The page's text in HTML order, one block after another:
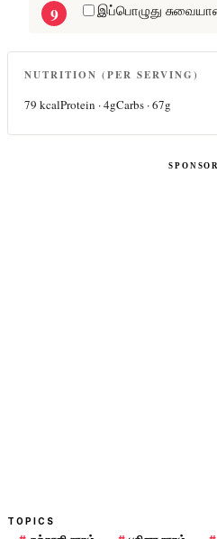
இப்பொழுது
NUTRITION (PER SERVING)
79 kcalProtein ·4gCarbs ·67g
TOPICS